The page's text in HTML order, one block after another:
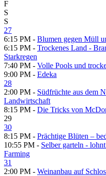
F
S
S
27
6:15 PM - Blumen gegen Müll
6:15 PM - Trockenes Land -
Starkregen
7:40 PM - Volle Pools und
9:00 PM - Edeka
28
2:00 PM - Südfrüchte aus dem
Landwirtschaft
8:15 PM - Die Tricks von
29
30
8:15 PM - Prächtige Blüten –
10:55 PM - Selber garteln -
Farming
31
2:00 PM - Weinanbau auf